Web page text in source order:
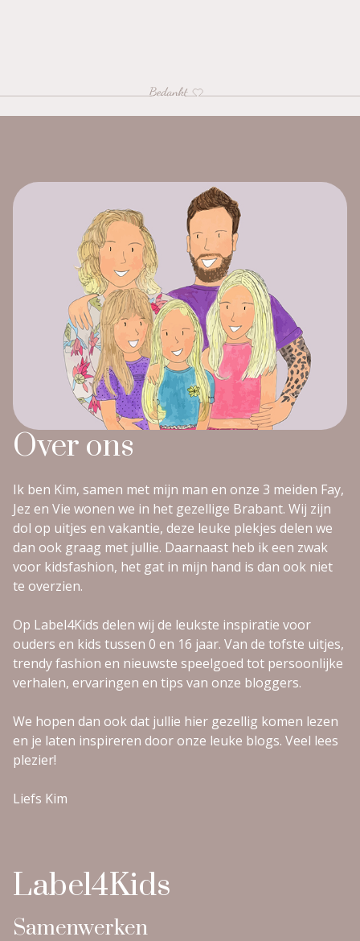
Over ons
Ik ben Kim, samen met mijn man en onze 3 meiden Fay,
Jez en Vie wonen we in het gezellige Brabant. Wij zijn
dol op uitjes en vakantie, deze leuke plekjes delen we
dan ook graag met jullie. Daarnaast heb ik een zwak
voor kidsfashion, het gat in mijn hand is dan ook niet
te overzien.
Op Label4Kids delen wij de leukste inspiratie voor
ouders en kids tussen 0 en 16 jaar. Van de tofste uitjes,
trendy fashion en nieuwste speelgoed tot persoonlijke
verhalen, ervaringen en tips van onze bloggers.
We hopen dan ook dat jullie hier gezellig komen lezen
en je laten inspireren door onze leuke blogs. Veel lees
plezier!
Liefs Kim
Label4Kids
Samenwerken